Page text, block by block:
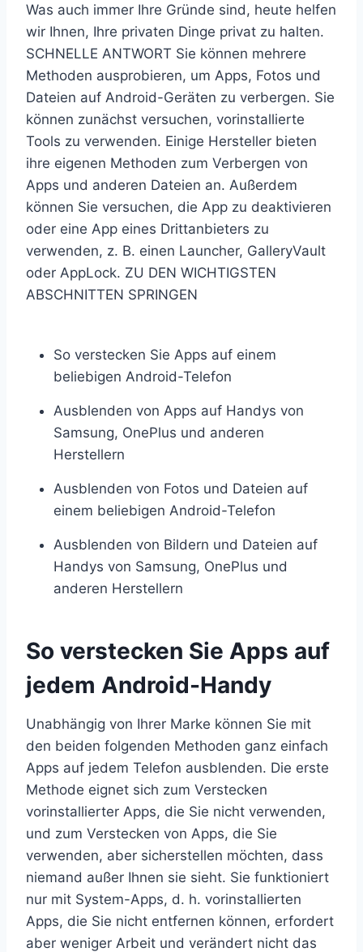
Was auch immer Ihre Gründe sind, heute helfen
wir Ihnen, Ihre privaten Dinge privat zu halten.
SCHNELLE ANTWORT Sie können mehrere
Methoden ausprobieren, um Apps, Fotos und
Dateien auf Android-Geräten zu verbergen. Sie
können zunächst versuchen, vorinstallierte
Tools zu verwenden. Einige Hersteller bieten
ihre eigenen Methoden zum Verbergen von
Apps und anderen Dateien an. Außerdem
können Sie versuchen, die App zu deaktivieren
oder eine App eines Drittanbieters zu
verwenden, z. B. einen Launcher, GalleryVault
oder AppLock. ZU DEN WICHTIGSTEN
ABSCHNITTEN SPRINGEN
So verstecken Sie Apps auf einem
beliebigen Android-Telefon
Ausblenden von Apps auf Handys von
Samsung, OnePlus und anderen
Herstellern
Ausblenden von Fotos und Dateien auf
einem beliebigen Android-Telefon
Ausblenden von Bildern und Dateien auf
Handys von Samsung, OnePlus und
anderen Herstellern
So verstecken Sie Apps auf
jedem Android-Handy
Unabhängig von Ihrer Marke können Sie mit
den beiden folgenden Methoden ganz einfach
Apps auf jedem Telefon ausblenden. Die erste
Methode eignet sich zum Verstecken
vorinstallierter Apps, die Sie nicht verwenden,
und zum Verstecken von Apps, die Sie
verwenden, aber sicherstellen möchten, dass
niemand außer Ihnen sie sieht. Sie funktioniert
nur mit System-Apps, d. h. vorinstallierten
Apps, die Sie nicht entfernen können, erfordert
aber weniger Arbeit und verändert nicht das